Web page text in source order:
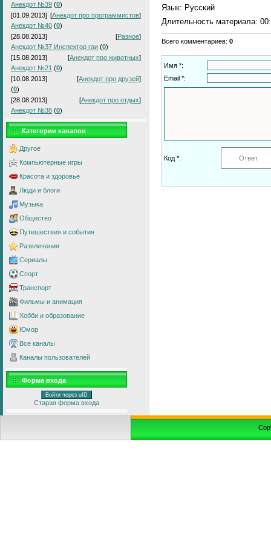
Анекдот №39 (0)
[01.09.2013] [Анекдот про программистов]
Анекдот №40 (0)
[28.08.2013]
[Разное]
Анекдот №37 Инспектор гаи (0)
[15.08.2013]
[Анекдот про животных]
Анекдот №21 (0)
[10.08.2013]
[Анекдот про друзей]
(0)
[28.08.2013]
[Анекдот про отдых]
Анекдот №38 (0)
Категории каналов
Другое
Компьютерные игры
Красота и здоровье
Люди и блоги
Музыка
Общество
Путешествия и события
Развлечения
Сериалы
Спорт
Транспорт
Фильмы и анимация
Хобби и образование
Юмор
Все каналы
Каналы пользователей
Форма входа
Войти через uID
Старая форма входа
Язык: Русский
Длительность материала:
Всего комментариев: 0
Имя *:
Email *:
Код *: